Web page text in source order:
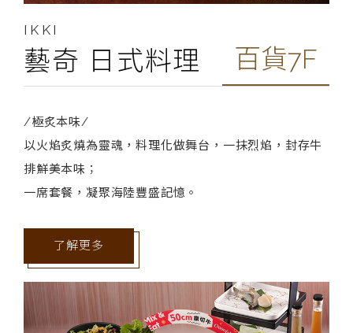
IKKI
藝奇 日式料理 百貨7F
/極炙本味/
以火焰炙燒為靈魂，料理化做舞台，一抹烈焰，封存牛
排鮮美本味；
一席套餐，凝聚海陸豐盛記憶。
了解更多